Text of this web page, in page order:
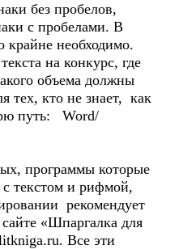
без пробелов,
с пробелами. В
крайне необходимо.
на конкурс, где
объема должны
тех, кто не знает, как
путь: Word/
программы которые
с текстом и рифмой,
рекомендует
«Шпаргалка для
Все эти